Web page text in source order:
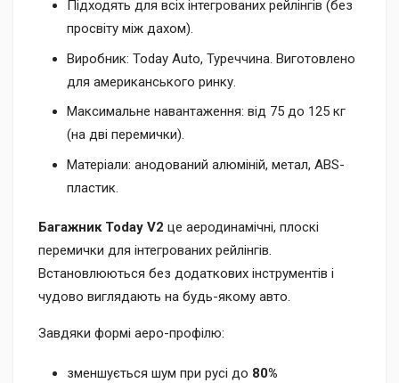
Підходять для всіх інтегрованих рейлінгів (без
просвіту між дахом).
Виробник: Today Auto, Туреччина. Виготовлено
для американського ринку.
Максимальне навантаження: від 75 до 125 кг
(на дві перемички).
Матеріали: анодований алюміній, метал, ABS-
пластик.
Багажник Today V2 це аеродинамічні, плоскі
перемички для інтегрованих рейлінгів.
Встановлюються без додаткових інструментів і
чудово виглядають на будь-якому авто.
Завдяки формі аеро-профілю:
зменшується шум при русі до 80%